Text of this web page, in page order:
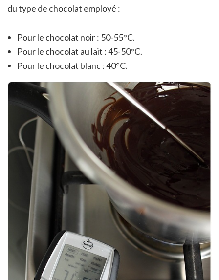
du type de chocolat employé :
Pour le chocolat noir : 50-55°C.
Pour le chocolat au lait : 45-50°C.
Pour le chocolat blanc : 40°C.